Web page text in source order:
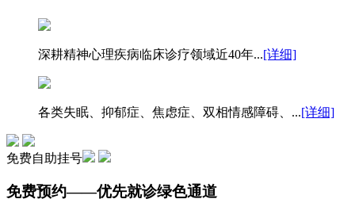
深耕精神心理疾病临床诊疗领域近40年...[详细]
各类失眠、抑郁症、焦虑症、双相情感障碍、...[详细]
免费自助挂号
免费预约——优先就诊绿色通道